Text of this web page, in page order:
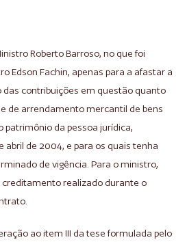
Roberto Barroso, no que foi
Edson Fachin, apenas para a afastar a
contribuições em questão quanto
de arrendamento mercantil de bens
patrimônio da pessoa jurídica,
abril de 2004, e para os quais tenha
de vigência. Para o ministro,
creditamento realizado durante o
ao item III da tese formulada pelo